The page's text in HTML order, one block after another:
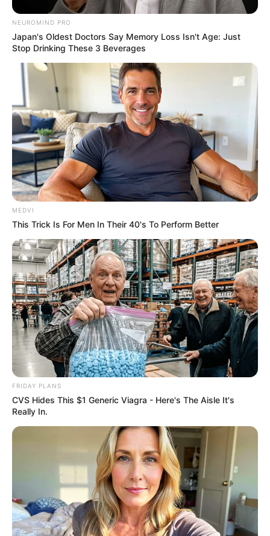
The Adorable Model For Simba In The Lion King
Remake
Shocking Turn Of Event: Actors Who Pursued
Controversial Careers
BRAINBERRIES
Why this ordinary drink is the secret to feeling
your best every day
NEUROMIND PRO
Japan's Oldest Doctors Say Memory Loss Isn't Age: Just
Stop Drinking These 3 Beverages
MEDVI
This Trick Is For Men In Their 40's To Perform Better
FRIDAY PLANS
CVS Hides This $1 Generic Viagra - Here's The Aisle It's
Really In.